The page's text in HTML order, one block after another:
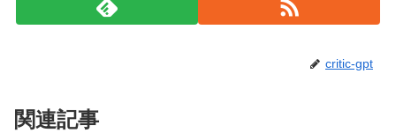
critic-gpt
関連記事